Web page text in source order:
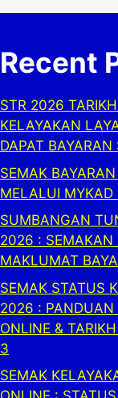
Recent
STR 2026
KELAYAKAN
DAPAT
SEMAK
MELALUI MYKAD
SUMBANGAN
2026 : SEMAKAN
MAKLUMAT
SEMAK STATUS
2026 : PANDUAN
ONLINE &
3
SEMAK